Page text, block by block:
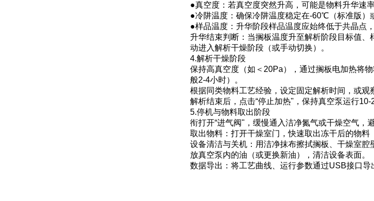
●真空度：若真空度突然升高，可能是物料升华速
●冷阱温度：确保冷阱温度稳定在-60℃（标准版）
●样品温度：升华阶段样品温度应始终低于共晶点
升华结束判断：当搁板温度升至解析阶段目标值
动进入解析干燥阶段（或手动切换）。
4.解析干燥阶段
保持高真空度（如＜20Pa），通过搁板电加热将
般2-4小时）。
根据同类物料工艺经验，设定固定解析时间，或观
解析结束后，点击“停止加热"，保持真空泵运行
5.停机与物料取出阶段
衔打开“进气阀"，缓慢通入洁净氮气或干燥空气，
取出物料：打开干燥室门，快速取出冻干后的物料
设备清洁与关机：用洁净抹布擦拭搁板、干燥室
放真空泵内的油（或更换新油），清洁设备表面。
数据导出：将工艺曲线、运行参数通过USB接口